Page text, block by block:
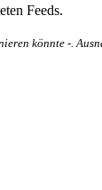
Feeds.
könnte -.